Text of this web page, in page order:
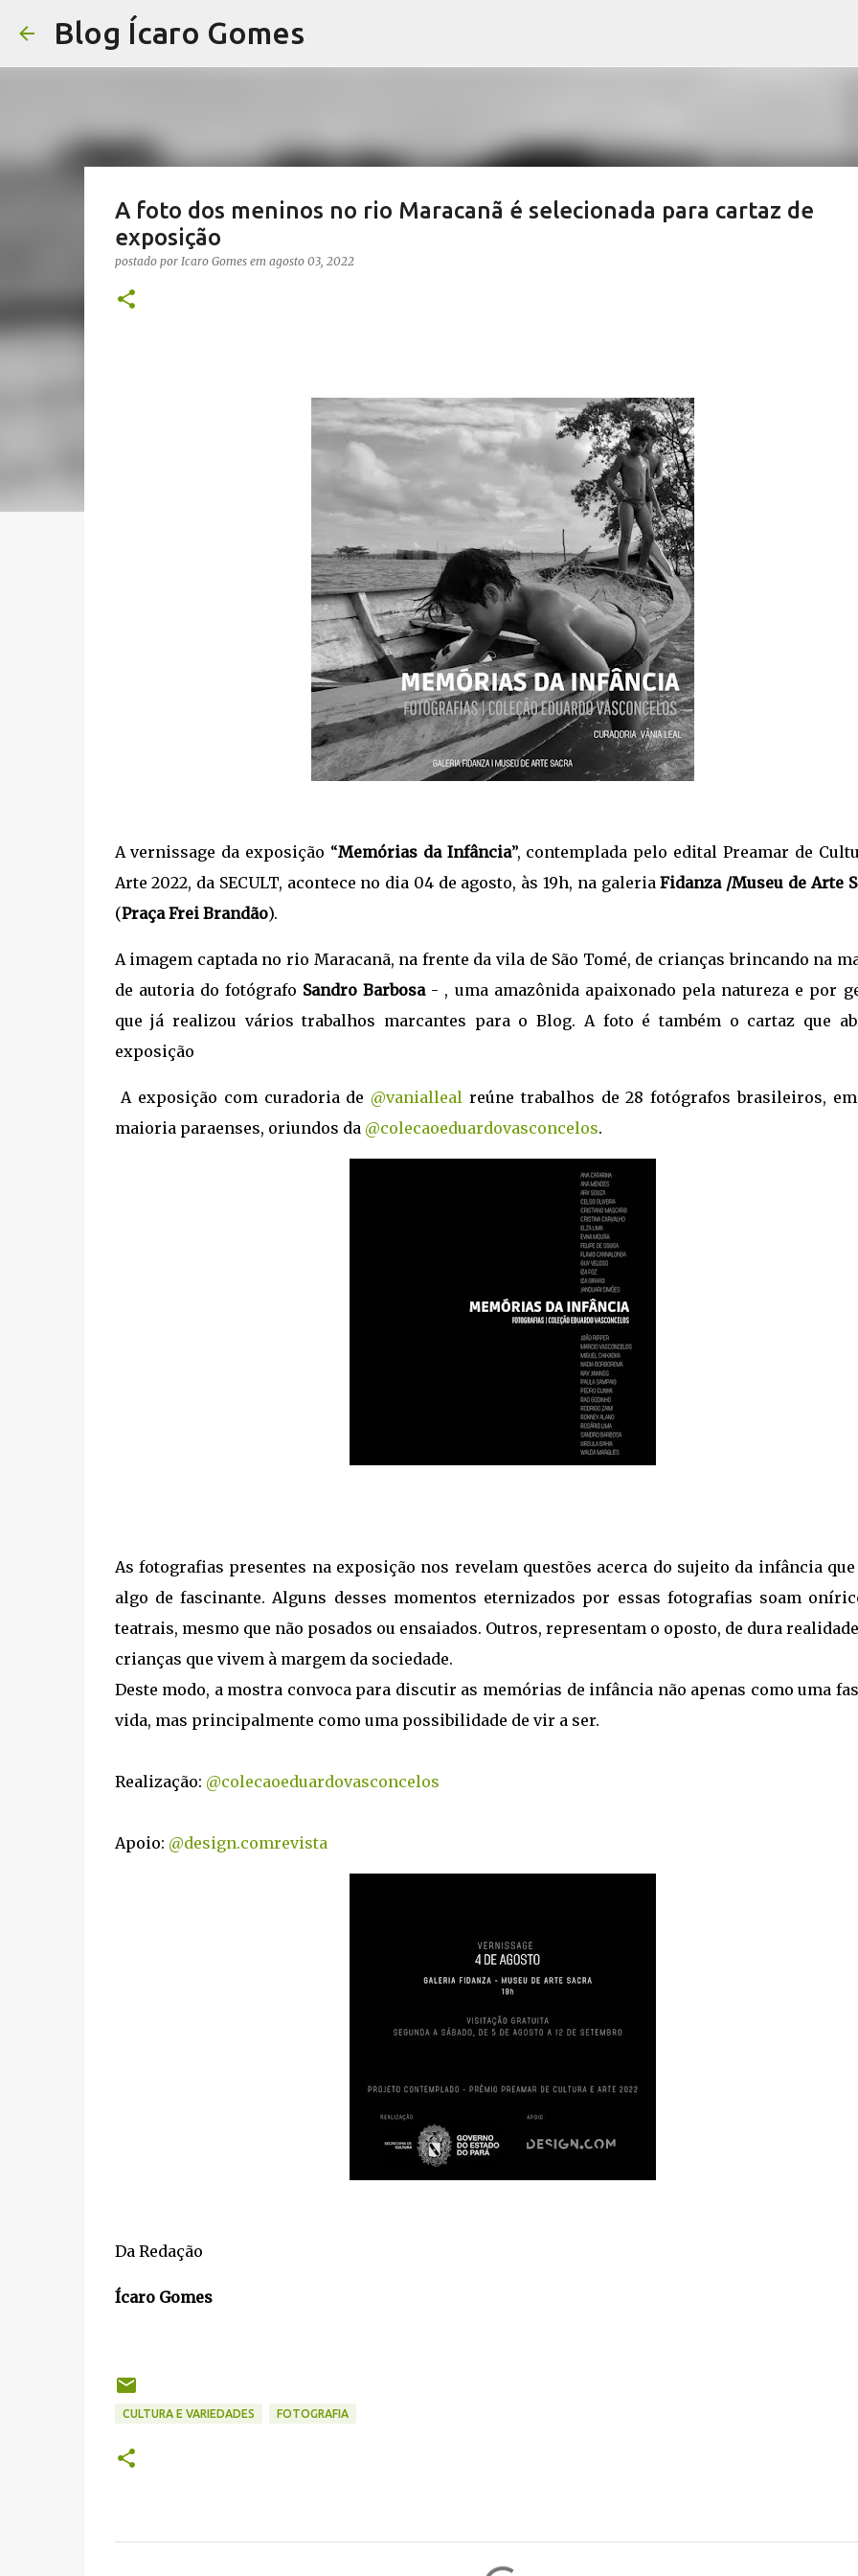
Blog Ícaro Gomes
A foto dos meninos no rio Maracanã é selecionada para cartaz de
exposição
postado por Icaro Gomes em agosto 03, 2022
A vernissage da exposição “Memórias da Infância”, contemplada pelo edital Preamar de
Arte 2022, da SECULT, acontece no dia 04 de agosto, às 19h, na galeriaFidanza /Museu de Arte
(Praça Frei Brandão).
A imagem captada no rio Maracanã, na frente da vila de São Tomé, de crianças brincando na
de autoria do fotógrafo Sandro Barbosa- , uma amazônida apaixonado pela natureza e por
que já realizou vários trabalhos marcantes para o Blog. A foto é também o cartaz que
exposição
A exposição com curadoria de @vanialleal reúne trabalhos de 28 fotógrafos brasileiros,
maioria paraenses, oriundos da @colecaoeduardovasconcelos.
As fotografias presentes na exposição nos revelam questões acerca do sujeito da infância
algo de fascinante. Alguns desses momentos eternizados por essas fotografias soam
teatrais, mesmo que não posados ou ensaiados. Outros, representam o oposto, de dura
crianças que vivem à margem da sociedade.
Deste modo, a mostra convoca para discutir as memórias de infância não apenas como uma
vida, mas principalmente como uma possibilidade de vir a ser.
Realização: @colecaoeduardovasconcelos
Apoio: @design.comrevista
Da Redação
Ícaro Gomes
CULTURA E VARIEDADES FOTOGRAFIA